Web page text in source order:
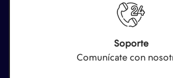
Soporte
Comunícate con